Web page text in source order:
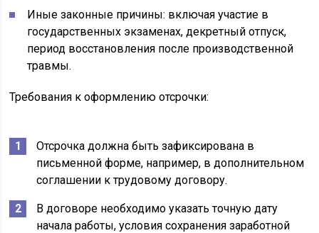
Иные законные причины: включая участие в
государственных экзаменах, декретный отпуск,
период восстановления после производственной
травмы.
Требования к оформлению отсрочки:
Отсрочка должна быть зафиксирована в
письменной форме, например, в дополнительном
соглашении к трудовому договору.
В договоре необходимо указать точную дату
начала работы, условия сохранения заработной